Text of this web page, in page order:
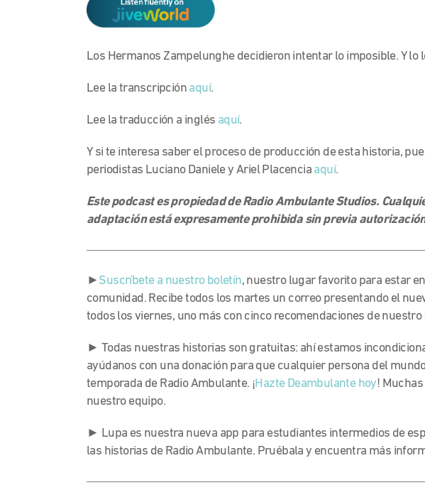
Los Hermanos Zampelunghe decidieron intentar lo imposible. Y lo
Lee la transcripción aquí.
Lee la traducción a inglés aquí.
Y si te interesa saber el proceso de producción de esta historia,
periodistas Luciano Daniele y Ariel Placencia aquí.
Este podcast es propiedad de Radio Ambulante Studios.
adaptación está expresamente prohibida sin previa
► Suscríbete a nuestro boletín, nuestro lugar favorito para estar
comunidad. Recibe todos los martes un correo presentando el
todos los viernes, uno más con cinco recomendaciones de nuestro
► Todas nuestras historias son gratuitas: ahí estamos
ayúdanos con una donación para que cualquier persona del
temporada de Radio Ambulante. ¡Hazte Deambulante hoy!
nuestro equipo.
► Lupa es nuestra nueva app para estudiantes intermedios de
las historias de Radio Ambulante. Pruébala y encuentra más